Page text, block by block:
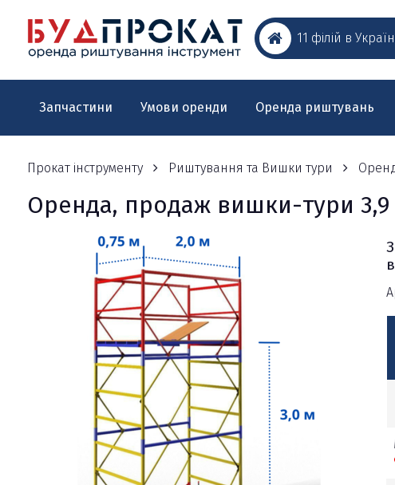
11 філій в
Запчастини Умови оренди Оренда риштувань
Прокат інструменту Риштування та Вишки тури
Оренда, продаж вишки-тури 3,9